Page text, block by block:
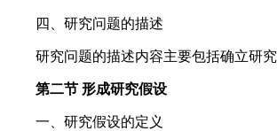
四、研究问题的描述
研究问题的描述内容主要包括确立研究
第二节 形成研究假设
一、研究假设的定义